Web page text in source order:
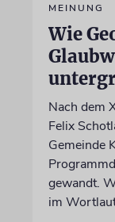
MEINUNG
Wie
Nach dem
Felix
Gemeinde
gewandt.
im